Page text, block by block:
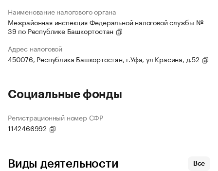
Наименование налогового органа
Межрайонная инспекция Федеральной налоговой службы №
39 по Республике Башкортостан
Адрес налоговой
450076, Республика Башкортостан, г.Уфа, ул Красина, д.52
Социальные фонды
Регистрационный номер СФР
1142466992
Виды деятельности Все